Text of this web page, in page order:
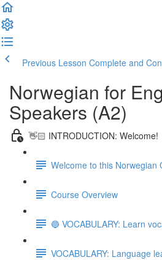
Previous Lesson Complete and
Norwegian for
Speakers (A2)
👋🏻 INTRODUCTION: Welcome!
Welcome to this Norwegian
Course Overview
🔵 VOCABULARY: Learn
VOCABULARY: Language